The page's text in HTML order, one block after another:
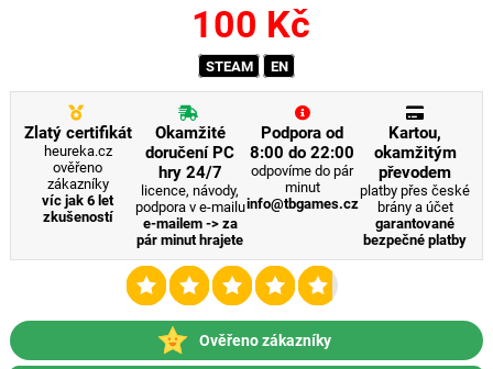
100 Kč
STEAM EN
Zlatý certifikát
heureka.cz
ověřeno
zákazníky
víc jak 6 let
zkušeností
Okamžité
doručení PC
hry 24/7
licence, návody,
podpora v e-mailu
e-mailem -> za
pár minut hrajete
Podpora od
8:00 do 22:00
odpovíme do pár
minut
info@tbgames.cz
Kartou,
okamžitým
převodem
platby přes české
brány a účet
garantované
bezpečné platby
Ověřeno zákazníky